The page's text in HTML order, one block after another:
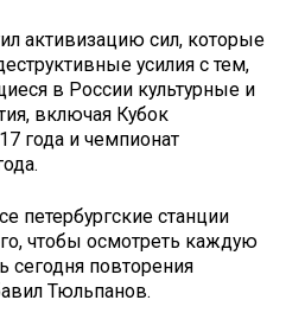
активизацию сил, которые
усилия с тем,
в России культурные и
включая Кубок
года и чемпионат
петербургские станции
чтобы осмотреть каждую
сегодня повторения
Тюльпанов.